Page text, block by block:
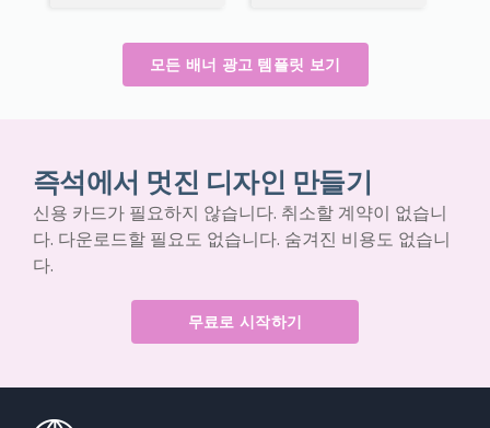
모든 배너 광고 템플릿 보기
즉석에서 멋진 디자인 만들기
신용 카드가 필요하지 않습니다. 취소할 계약이 없습니
다. 다운로드할 필요도 없습니다. 숨겨진 비용도 없습니
다.
무료로 시작하기